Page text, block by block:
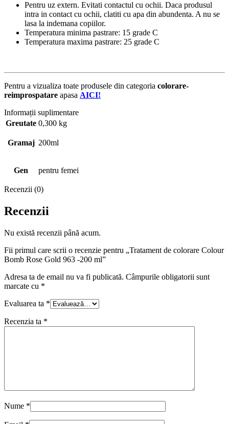
Pentru uz extern. Evitati contactul cu ochii. Daca produsul
intra in contact cu ochii, clatiti cu apa din abundenta. A nu se
lasa la indemana copiilor.
Temperatura minima pastrare: 15 grade C
Temperatura maxima pastrare: 25 grade C
Pentru a vizualiza toate produsele din categoria colorare-
reimprospatare apasa AICI!
Informații suplimentare
Greutate 0,300 kg
Gramaj 200ml
Gen pentru femei
Recenzii (0)
Recenzii
Nu există recenzii până acum.
Fii primul care scrii o recenzie pentru „Tratament de colorare Colour
Bomb Rose Gold 963 -200 ml”
Adresa ta de email nu va fi publicată. Câmpurile obligatorii sunt
marcate cu *
Evaluarea ta *
Recenzia ta *
Nume *